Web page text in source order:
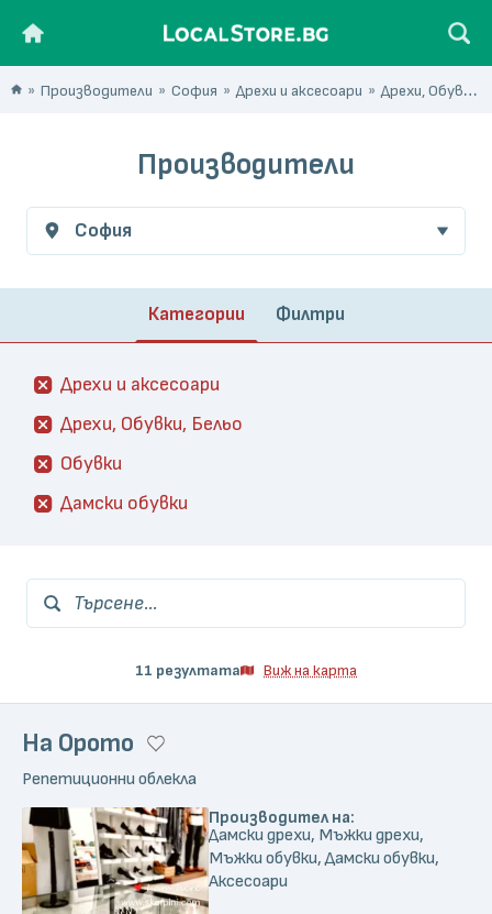
Производители София Дрехи и аксесоари Дрехи, Обувки, Бельо
Производители
София
Категории Филтри
Дрехи и аксесоари
Дрехи, Обувки, Бельо
Обувки
Дамски обувки
Търсене...
11 резултата Виж на карта
На Орото
Репетиционни облекла
Производител на:
Дамски дрехи, Мъжки дрехи,
Мъжки обувки, Дамски обувки,
Аксесоари